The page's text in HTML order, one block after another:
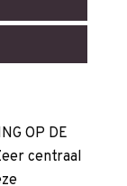
OP DE
centraal